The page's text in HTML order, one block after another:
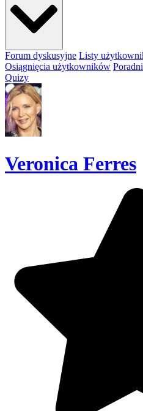
Forum dyskusyjne Listy
Osiągnięcia użytkowników
Quizy
Veronica Ferres